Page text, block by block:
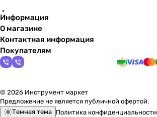
Информация
О магазине
Контактная информация
Покупателям
© 2026 Инструмент маркет
Предложение не является публичной офертой.
Темная тема Политика конфиденциальности